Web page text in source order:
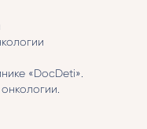
«DocDeti».